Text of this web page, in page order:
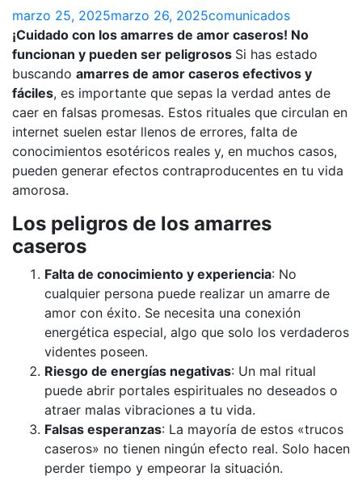
marzo 25, 2025marzo 26, 2025comunicados
¡Cuidado con los amarres de amor caseros! No
funcionan y pueden ser peligrosos Si has estado
buscando amarres de amor caseros efectivos y
fáciles, es importante que sepas la verdad antes de
caer en falsas promesas. Estos rituales que circulan en
internet suelen estar llenos de errores, falta de
conocimientos esotéricos reales y, en muchos casos,
pueden generar efectos contraproducentes en tu vida
amorosa.
Los peligros de los amarres
caseros
Falta de conocimiento y experiencia: No
cualquier persona puede realizar un amarre de
amor con éxito. Se necesita una conexión
energética especial, algo que solo los verdaderos
videntes poseen.
Riesgo de energías negativas: Un mal ritual
puede abrir portales espirituales no deseados o
atraer malas vibraciones a tu vida.
Falsas esperanzas: La mayoría de estos «trucos
caseros» no tienen ningún efecto real. Solo hacen
perder tiempo y empeorar la situación.